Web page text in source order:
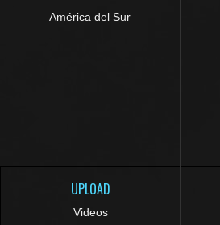
América del Sur
UPLOAD
Videos